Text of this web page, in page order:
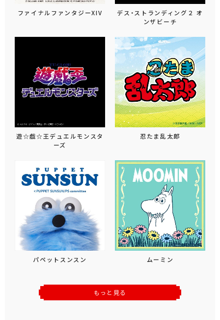
ファイナルファンタジーXIV
デス・ストランディング２ オ
ンザビーチ
遊☆戯☆王デュエルモンスタ
ーズ
忍たま乱太郎
パペットスンスン ムーミン
もっと見る